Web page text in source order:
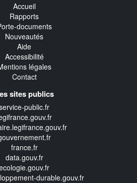
Accueil
Rapports
documents
Nouveautés
Aide
Accessibilité
légales
Contact
sites publics
public.fr
france.fr
data.gouv.fr
durable.gouv.fr